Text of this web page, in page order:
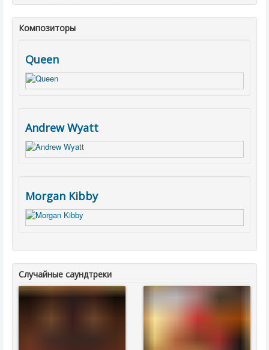
Композиторы
Queen
Andrew Wyatt
Morgan Kibby
Случайные саундтреки